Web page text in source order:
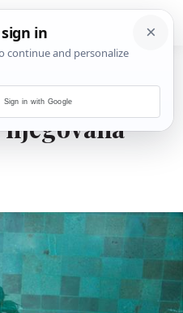
za
Sign in with Google